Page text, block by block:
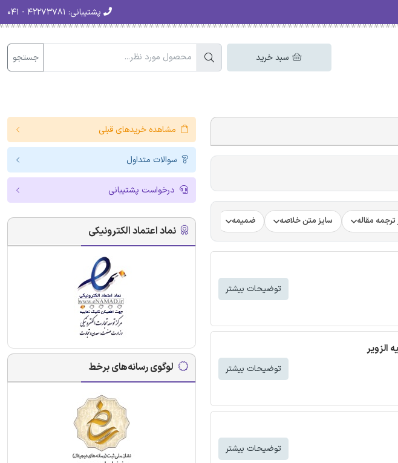
پشتیبانی:
سبد خرید جستجو
ترجمه مقاله سایز متن خلاصه ضمیمه فرضیه فرمت ترجمه مقاله فرمت مقاله انگلیسی
توضیحات بیشتر
الزویر
توضیحات بیشتر
توضیحات بیشتر
مشاهده خریدهای قبلی
سوالات متداول
درخواست پشتیبانی
نماد اعتماد الکترونیکی
لوگوی رسانه‌های برخط